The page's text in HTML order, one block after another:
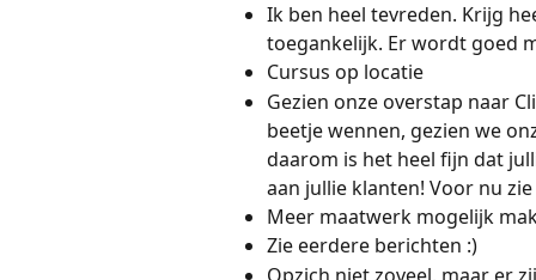
Ik ben heel tevreden. Krijg
toegankelijk. Er wordt goed
Cursus op locatie
Gezien onze overstap naar
beetje wennen, gezien we
daarom is het heel fijn dat
aan jullie klanten! Voor nu
Meer maatwerk mogelijk
Zie eerdere berichten :)